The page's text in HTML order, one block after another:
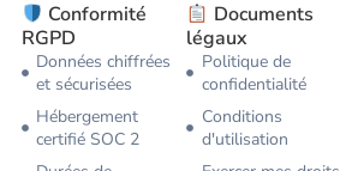
Conformité
RGPD
Données chiffrées
et sécurisées
Hébergement
certifié SOC 2
Documents
légaux
Politique de
confidentialité
Conditions
d'utilisation